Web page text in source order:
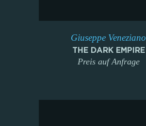
Giuseppe Veneziano
THE DARK EMPIRE
Preis auf Anfrage